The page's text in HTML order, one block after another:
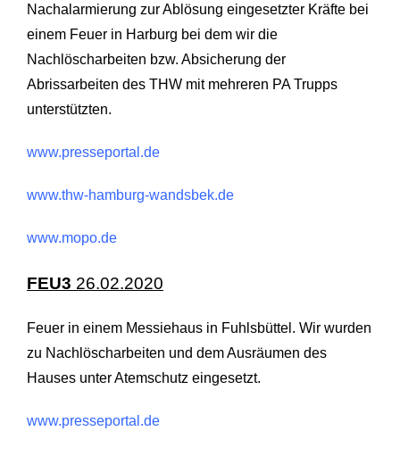
Nachalarmierung zur Ablösung eingesetzter Kräfte bei
einem Feuer in Harburg bei dem wir die
Nachlöscharbeiten bzw. Absicherung der
Abrissarbeiten des THW mit mehreren PA Trupps
unterstützten.
www.presseportal.de
www.thw-hamburg-wandsbek.de
www.mopo.de
FEU3 26.02.2020
Feuer in einem Messiehaus in Fuhlsbüttel. Wir wurden
zu Nachlöscharbeiten und dem Ausräumen des
Hauses unter Atemschutz eingesetzt.
www.presseportal.de